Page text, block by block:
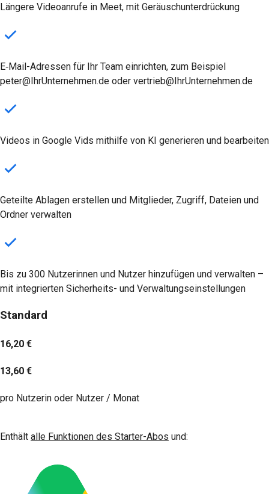
Längere Videoanrufe in Meet, mit Geräuschunterdrückung
E‑Mail-Adressen für Ihr Team einrichten, zum Beispiel
peter@IhrUnternehmen.de oder vertrieb@IhrUnternehmen.de
Videos in Google Vids mithilfe von KI generieren und bearbeiten
Geteilte Ablagen erstellen und Mitglieder, Zugriff, Dateien und
Ordner verwalten
Bis zu 300 Nutzerinnen und Nutzer hinzufügen und verwalten –
mit integrierten Sicherheits- und Verwaltungseinstellungen
Standard
16,20 €
13,60 €
pro Nutzerin oder Nutzer / Monat
Enthält alle Funktionen des Starter-Abos und: